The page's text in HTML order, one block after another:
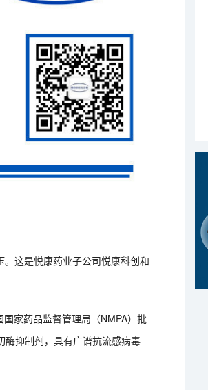
这是悦康药业子公司悦康科创和
家药品监督管理局（NMPA）批
酶抑制剂，具有广谱抗流感病毒